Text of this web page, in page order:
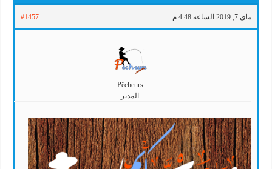
ماي 7, 2019 الساعة 4:48 م #1457
Pêcheurs
المدير